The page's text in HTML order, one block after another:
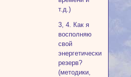
т.д.)
3, 4. Как я
восполняю
свой
энергетический
резерв?
(методики,